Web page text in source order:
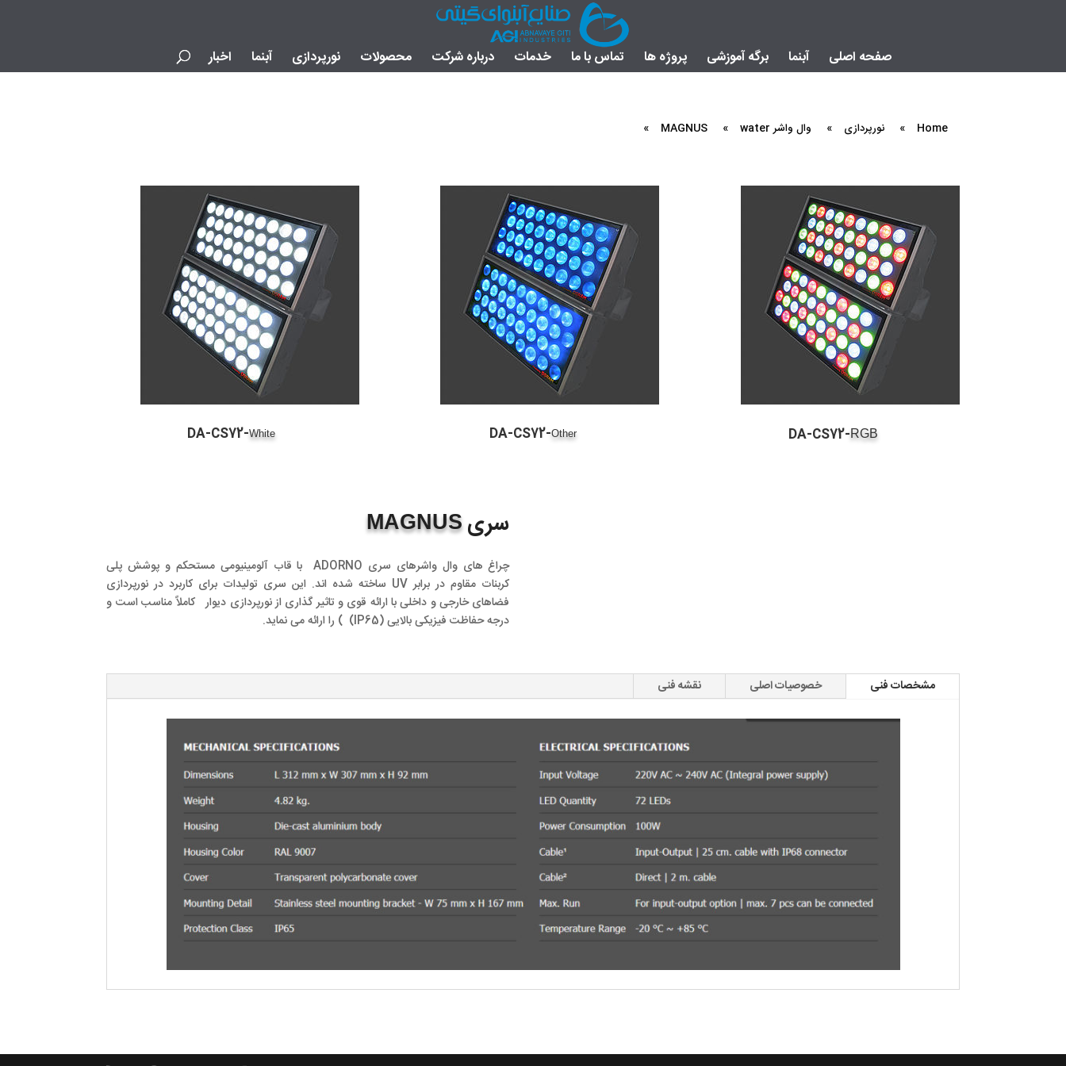
صفحه اصلی آبنما برگه آموزشی پروژه ها تماس با ما خدمات درباره شرکت محصولات نورپردازی آبنما اخبار
Home
» نورپردازی » وال واشر water »
MAGNUS
»
White DA-CS72-Other DA-CS72-RGB
سری MAGNUS
چراغ های وال واشرهای سری ADORNO با قاب آلومینیومی مستحکم و پوشش پلی
کربنات مقاوم در برابر UV ساخته شده اند. این سری تولیدات برای کاربرد در نورپردازی
فضاهای خارجی و داخلی با ارائه قوی و تاثیر گذاری از نورپردازی دیوار کاملاً مناسب است و
درجه حفاظت فیزیکی بالایی (IP65) ) را ارائه می نماید.
مشخصات فنی خصوصیات اصلی نقشه فنی